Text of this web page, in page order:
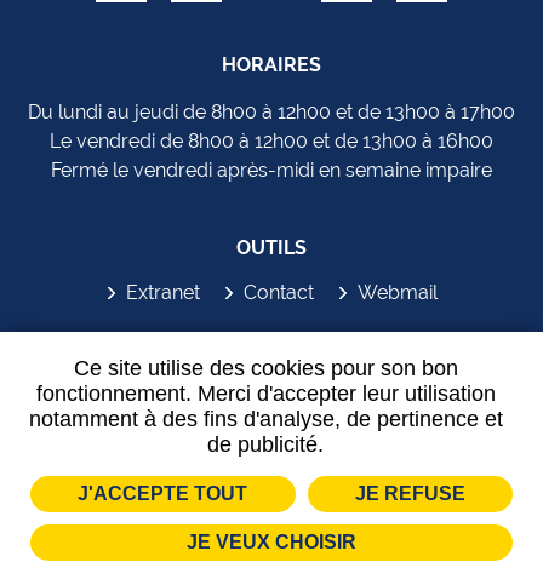
Ce site utilise des cookies pour son bon
fonctionnement. Merci d'accepter leur utilisation
notamment à des fins d'analyse, de pertinence et
de publicité.
J'ACCEPTE TOUT JE REFUSE
JE VEUX CHOISIR
HORAIRES
Du lundi au jeudi de 8h00 à 12h00 et de 13h00 à 17h00
Le vendredi de 8h00 à 12h00 et de 13h00 à 16h00
Fermé le vendredi après-midi en semaine impaire
OUTILS
Extranet
Contact Webmail
SYDEM'APP
Plan de site Mentions légales
Partenaires
Données personnelles